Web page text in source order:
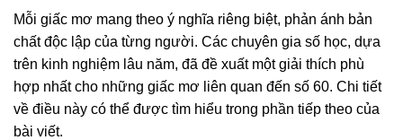
Mỗi giấc mơ mang theo ý nghĩa riêng biệt, phản ánh bản
chất độc lập của từng người. Các chuyên gia số học, dựa
trên kinh nghiệm lâu năm, đã đề xuất một giải thích phù
hợp nhất cho những giấc mơ liên quan đến số 60. Chi tiết
về điều này có thể được tìm hiểu trong phần tiếp theo của
bài viết.